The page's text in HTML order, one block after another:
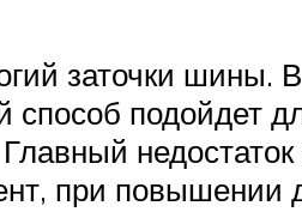
заточки шины.
способ подойдет
при